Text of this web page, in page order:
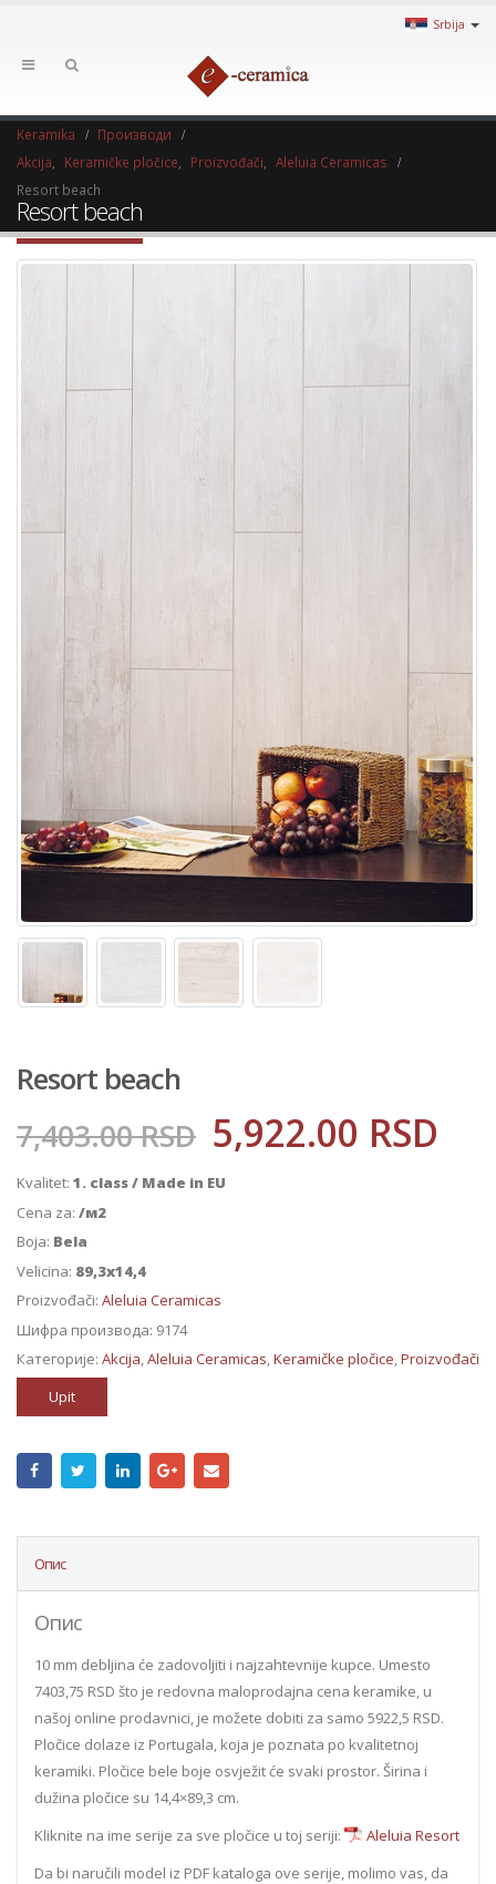
Srbija
Keramika
Производи
Akcija
Keramičke pločice Proizvođači
Aleluia Ceramicas
Resort beach
Resort beach
Resort beach
7,403.00RSD 5,922.00 RSD
Kvalitet: 1. class / Made in EU
Cena za: /м2
Boja: Bela
Velicina: 89,3x14,4
Proizvođači: Aleluia Ceramicas
Шифра производа: 9174
Категорије: Akcija,Aleluia Ceramicas,Keramičke pločice,Proizvođači
Upit
Опис
Опис
10 mm debljina će zadovoljiti i najzahtevnije kupce. Umesto
7403,75 RSD što je redovna maloprodajna cena keramike, u
našoj online prodavnici, je možete dobiti za samo 5922,5 RSD.
Pločice dolaze iz Portugala, koja je poznata po kvalitetnoj
keramiki. Pločice bele boje osvježit će svaki prostor. Širina i
dužina pločice su 14,4×89,3 cm.
Kliknite na ime serije za sve pločice u toj seriji:
Aleluia Resort
Da bi naručili model iz PDF kataloga ove serije, molimo vas, da